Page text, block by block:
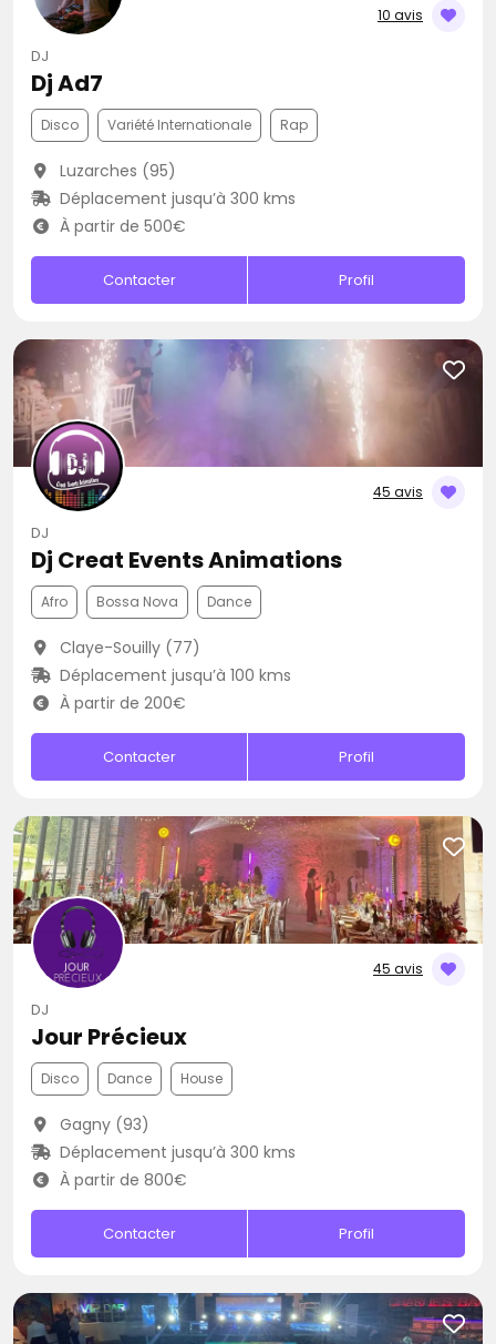
10 avis
DJ
Dj Ad7
Disco Variété Internationale Rap
Luzarches (95)
Déplacement jusqu’à 300 kms
À partir de 500€
Contacter Profil
45 avis
DJ
Dj Creat Events Animations
Afro Bossa Nova Dance
Claye-Souilly (77)
Déplacement jusqu’à 100 kms
À partir de 200€
Contacter Profil
45 avis
DJ
Jour Précieux
Disco Dance House
Gagny (93)
Déplacement jusqu’à 300 kms
À partir de 800€
Contacter Profil